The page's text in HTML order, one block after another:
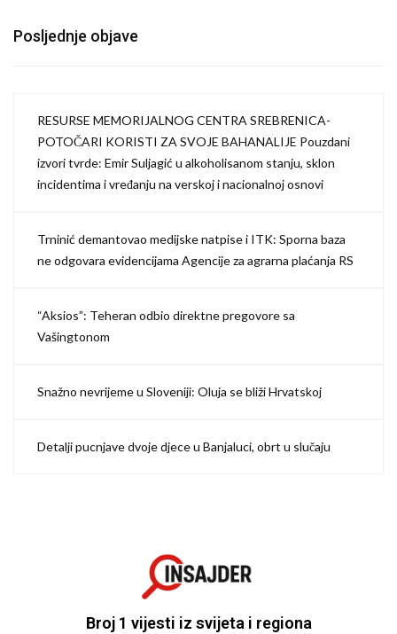
Posljednje objave
RESURSE MEMORIJALNOG CENTRA SREBRENICA-
POTOČARI KORISTI ZA SVOJE BAHANALIJE Pouzdani
izvori tvrde: Emir Suljagić u alkoholisanom stanju, sklon
incidentima i vređanju na verskoj i nacionalnoj osnovi
Trninić demantovao medijske natpise i ITK: Sporna baza
ne odgovara evidencijama Agencije za agrarna plaćanja RS
“Aksios”: Teheran odbio direktne pregovore sa
Vašingtonom
Snažno nevrijeme u Sloveniji: Oluja se bliži Hrvatskoj
Detalji pucnjave dvoje djece u Banjaluci, obrt u slučaju
Broj 1 vijesti iz svijeta i regiona